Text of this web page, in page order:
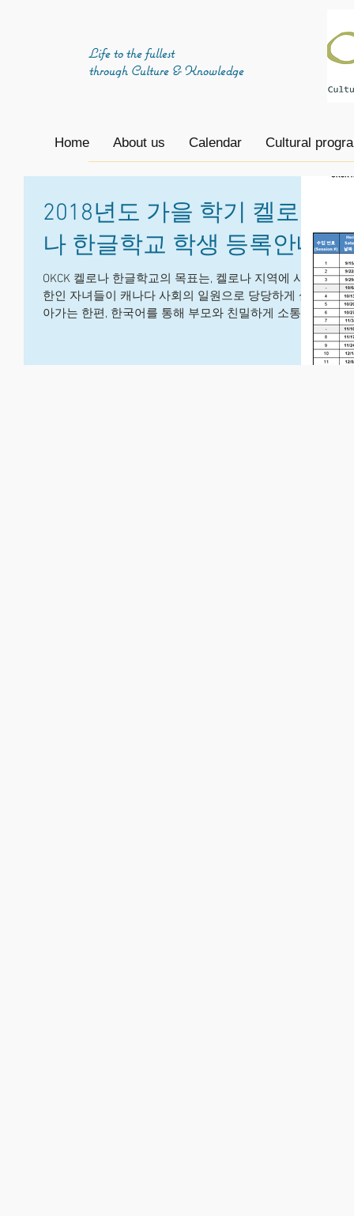
Home About us Calendar Cultural
Life to the fullest
through Culture & Knowledge
2018년도 가을 학기 켈로
나 한글학교 학생 등록안내
OKCK 켈로나 한글학교의 목표는, 켈로나 지역에 사는
한인 자녀들이 캐나다 사회의 일원으로 당당하게 살
아가는 한편, 한국어를 통해 부모와 친밀하게 소통하
고 자신의 뿌리에 대해 이해하며, 나아가 글로벌 사회